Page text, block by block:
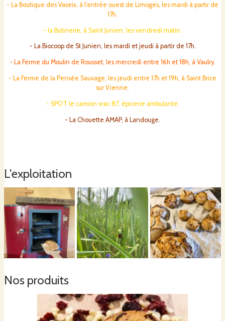
aux alentours de la ferme.
quelques hectares de tournesol, seigle et sarrasin, trèfles. Le reste de la
surface agricole est enprairies naturelles.
L'ensemble de la production est certifiée Agriculture Biologique.
vente et afin d'agir pour un territoire et être au plus proche de nos clients.
- La Boutique des Vaseix, à l'entrée ouest de Limoges, les mardi à partir de
17h.
- la Butinerie, à Saint Junien, les vendredi matin.
- La Biocoop de St Junien, les mardi et jeudi à partir de 17h.
- La Ferme du Moulin de Rousset, les mercredi entre 16h et 18h, à Vaulry.
- La Ferme de la Pensée Sauvage, les jeudi entre 17h et 19h, à Saint Brice
sur Vienne.
- SPOT le camion vrac 87, épicerie ambulante.
- La Chouette AMAP, à Landouge.
L'exploitation
Nos produits